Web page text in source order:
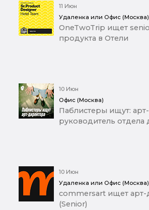
11 Июн
Удаленка или Офис (Москва)
OneTwoTrip ищет
продукта в Отели
10 Июн
Офис (Москва)
Паблистеры ищут:
руководитель отдела
10 Июн
Удаленка или Офис (Москва)
commersart ищет арт-
(Senior)